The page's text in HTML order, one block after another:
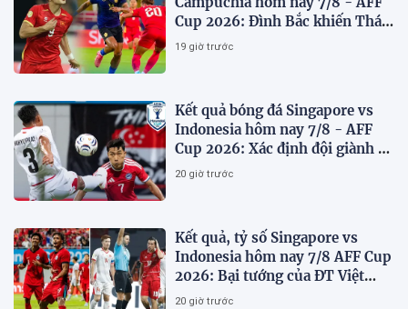
Cup 2026: Đình Bắc khiến Thái
Lan run sợ
19 giờ trước
Kết quả bóng đá Singapore vs
Indonesia hôm nay 7/8 - AFF
Cup 2026: Xác định đội giành vé
Bán kết
20 giờ trước
Kết quả, tỷ số Singapore vs
Indonesia hôm nay 7/8 AFF Cup
2026: Bại tướng của ĐT Việt
nam dừng bước sớm
20 giờ trước